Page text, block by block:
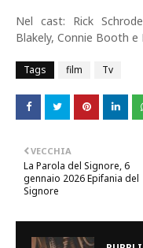
Nel cast: Rick
Blakely, Connie Booth e
Tags film Tv
VECCHIA
La Parola del Signore, 6
gennaio 2026 Epifania del
Signore